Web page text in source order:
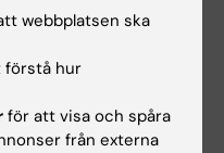
webbplatsen ska
förstå hur
för att visa och spåra
från externa